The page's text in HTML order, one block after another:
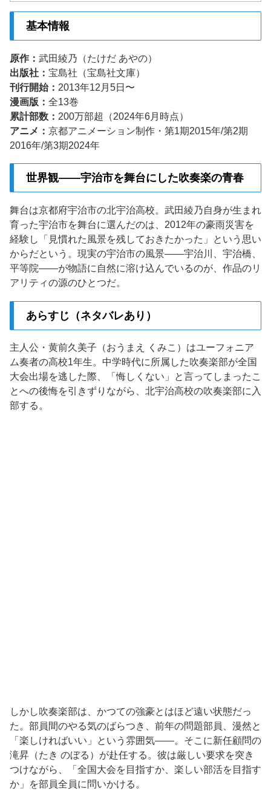
基本情報
原作： 武田綾乃（たけだ あやの）
出版社： 宝島社（宝島社文庫）
刊行開始： 2013年12月5日〜
漫画版： 全13巻
累計部数： 200万部超（2024年6月時点）
アニメ： 京都アニメーション制作・第1期2015年/第2期
2016年/第3期2024年
世界観——宇治市を舞台にした吹奏楽の青春
舞台は京都府宇治市の北宇治高校。武田綾乃自身が生まれ
育った宇治市を舞台に選んだのは、2012年の豪雨災害を
経験し「見慣れた風景を残しておきたかった」という思い
からだという。現実の宇治市の風景——宇治川、宇治橋、
平等院——が物語に自然に溶け込んでいるのが、作品のリ
アリティの源のひとつだ。
あらすじ（ネタバレあり）
主人公・黄前久美子（おうまえ くみこ）はユーフォニア
ム奏者の高校1年生。中学時代に所属した吹奏楽部が全国
大会出場を逃した際、「悔しくない」と言ってしまったこ
とへの後悔を引きずりながら、北宇治高校の吹奏楽部に入
部する。
しかし吹奏楽部は、かつての強豪とはほど遠い状態だっ
た。部員間のやる気のばらつき、前年の問題部員、漫然と
「楽しければいい」という雰囲気——。そこに新任顧問の
滝昇（たき のぼる）が赴任する。彼は厳しい要求を突き
つけながら、「全国大会を目指すか、楽しい部活を目指す
か」を部員全員に問いかける。